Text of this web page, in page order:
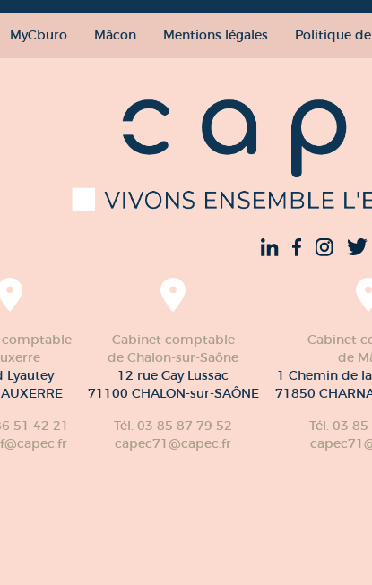
MyCburo Mâcon Mentions légales Politique
Lyautey
51 42 21
Cabinet comptable
de Chalon-sur-Saône
12 rue Gay Lussac
71100 CHALON-sur-SAÔNE
Tél. 03 85 87 79 52
capec71@capec.fr
Cabinet
de
1 Chemin de
71850
Tél. 03